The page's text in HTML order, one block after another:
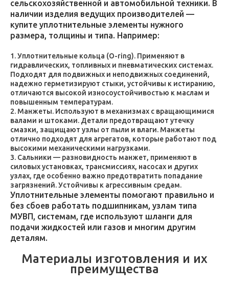
сельскохозяйственной и автомобильной техники. В
наличии изделия ведущих производителей —
купите уплотнительные элементы нужного
размера, толщины и типа. Например:
Уплотнительные кольца (O-ring). Применяют в
гидравлических, топливных и пневматических системах.
Подходят для подвижных и неподвижных соединений,
надежно герметизируют стыки, устойчивы к истиранию,
отличаются высокой износоустойчивостью к маслам и
повышенным температурам.
Манжеты. Используют в механизмах с вращающимися
валами и штоками. Детали предотвращают утечку
смазки, защищают узлы от пыли и влаги. Манжеты
отлично подходят для агрегатов, которые работают под
высокими механическими нагрузками.
Сальники — разновидность манжет, применяют в
силовых установках, трансмиссиях, насосах и других
узлах, где особенно важно предотвратить попадание
загрязнений. Устойчивы к агрессивным средам.
Уплотнительные элементы помогают правильно и
без сбоев работать подшипникам, узлам типа
МУВП, системам, где используют шланги для
подачи жидкостей или газов и многим другим
деталям.
Материалы изготовления и их
преимущества